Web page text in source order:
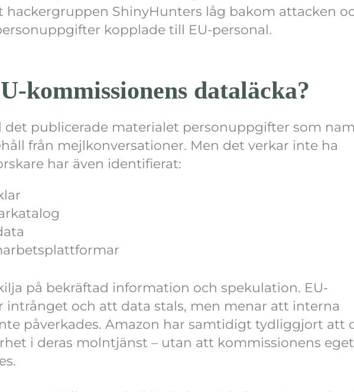
hackergruppen ShinyHunters låg bakom attacken
kopplade till EU-personal.
kommissionens dataläcka?
det publicerade materialet personuppgifter som
från mejlkonversationer. Men det verkar inte ha
har även identifierat:
på bekräftad information och spekulation. EU-
intrånget och att data stals, men menar att interna
påverkades. Amazon har samtidigt tydliggjort att
i deras molntjänst – utan att kommissionens eget